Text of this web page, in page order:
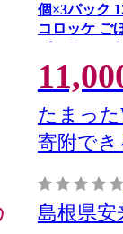
個×3パック
コロッケ ご
パーティー
短 タイムパ
ずわいがに
おいしい 島
25】
たまった
寄附でき
島根県安